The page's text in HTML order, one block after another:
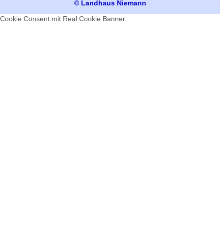
© Landhaus Niemann
Cookie Consent mit Real Cookie Banner